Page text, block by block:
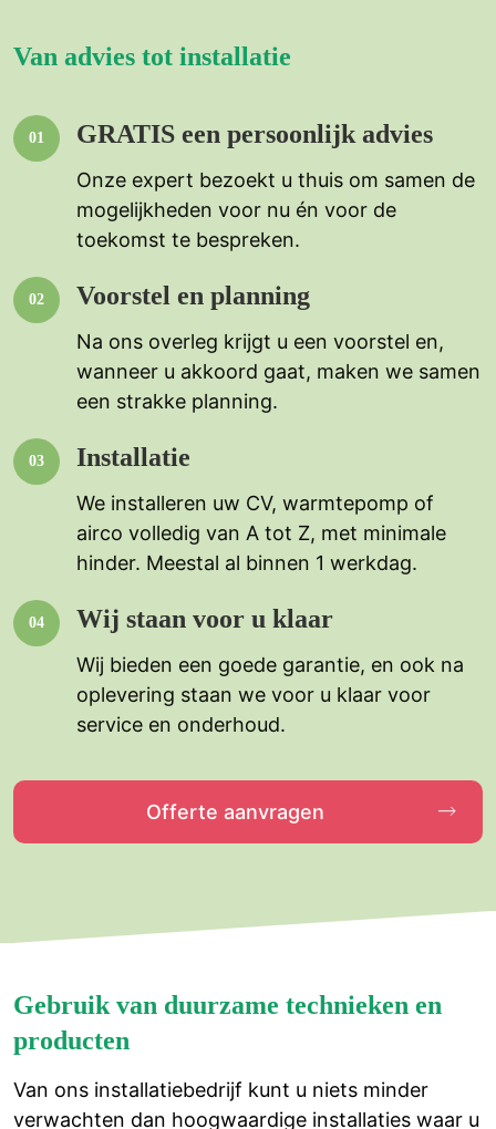
Van advies tot installatie
GRATIS een persoonlijk advies
Onze expert bezoekt u thuis om samen de
mogelijkheden voor nu én voor de
toekomst te bespreken.
Voorstel en planning
Na ons overleg krijgt u een voorstel en,
wanneer u akkoord gaat, maken we samen
een strakke planning.
Installatie
We installeren uw CV, warmtepomp of
airco volledig van A tot Z, met minimale
hinder. Meestal al binnen 1 werkdag.
Wij staan voor u klaar
Wij bieden een goede garantie, en ook na
oplevering staan we voor u klaar voor
service en onderhoud.
Offerte aanvragen
Gebruik van duurzame technieken en
producten
Van ons installatiebedrijf kunt u niets minder
verwachten dan hoogwaardige installaties waar u